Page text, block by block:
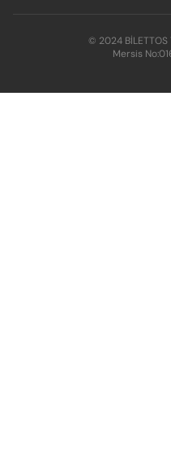
© 2024 BİLETTOS
Mersis No: